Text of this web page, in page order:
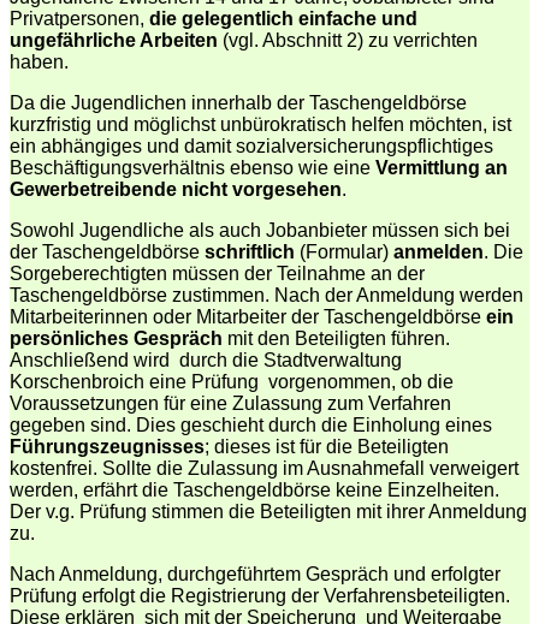
Privatpersonen, die gelegentlich einfache und
ungefährliche Arbeiten (vgl. Abschnitt 2) zu verrichten
haben.
Da die Jugendlichen innerhalb der Taschengeldbörse
kurzfristig und möglichst unbürokratisch helfen möchten, ist
ein abhängiges und damit sozialversicherungspflichtiges
Beschäftigungsverhältnis ebenso wie eine Vermittlung an
Gewerbetreibende nicht vorgesehen.
Sowohl Jugendliche als auch Jobanbieter müssen sich bei
der Taschengeldbörse schriftlich (Formular) anmelden. Die
Sorgeberechtigten müssen der Teilnahme an der
Taschengeldbörse zustimmen. Nach der Anmeldung werden
Mitarbeiterinnen oder Mitarbeiter der Taschengeldbörse ein
persönliches Gespräch mit den Beteiligten führen.
Anschließend wird durch die Stadtverwaltung
Korschenbroich eine Prüfung vorgenommen, ob die
Voraussetzungen für eine Zulassung zum Verfahren
gegeben sind. Dies geschieht durch die Einholung eines
Führungszeugnisses; dieses ist für die Beteiligten
kostenfrei. Sollte die Zulassung im Ausnahmefall verweigert
werden, erfährt die Taschengeldbörse keine Einzelheiten.
Der v.g. Prüfung stimmen die Beteiligten mit ihrer Anmeldung
zu.
Nach Anmeldung, durchgeführtem Gespräch und erfolgter
Prüfung erfolgt die Registrierung der Verfahrensbeteiligten.
Diese erklären sich mit der Speicherung und Weitergabe